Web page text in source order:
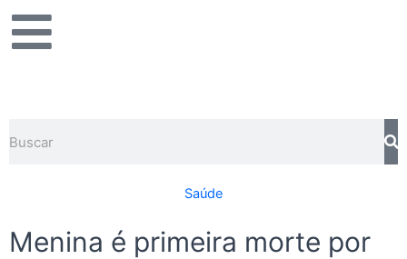
para
Saúde
Menina é primeira morte por